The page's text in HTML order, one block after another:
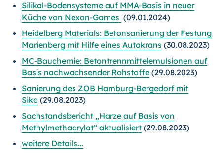
Silikal-Bodensysteme auf MMA-Basis in neuer
Küche von Nexon-Games (09.01.2024)
Heidelberg Materials: Betonsanierung der Festung
Marienberg mit Hilfe eines Autokrans (30.08.2023)
MC-Bauchemie: Betontrennmittelemulsionen auf
Basis nachwachsender Rohstoffe (29.08.2023)
Sanierung des ZOB Hamburg-Bergedorf mit
Sika (29.08.2023)
Sachstandsbericht „Harze auf Basis von
Methylmethacrylat“ aktualisiert (29.08.2023)
weitere Details...